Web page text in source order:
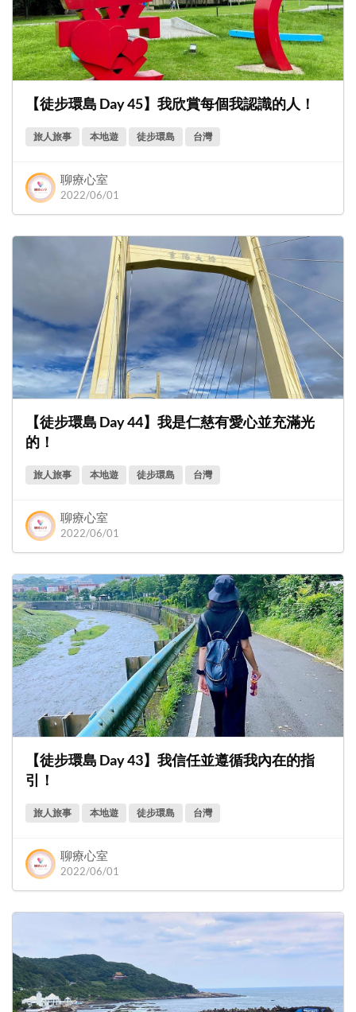
【徒步環島 Day 45】我欣賞每個我認識的人！
旅人旅事 本地遊 徒步環島 台灣
聊療心室
2022/06/01
【徒步環島 Day 44】我是仁慈有愛心並充滿光
的！
旅人旅事 本地遊 徒步環島 台灣
聊療心室
2022/06/01
【徒步環島 Day 43】我信任並遵循我內在的指
引！
旅人旅事 本地遊 徒步環島 台灣
聊療心室
2022/06/01